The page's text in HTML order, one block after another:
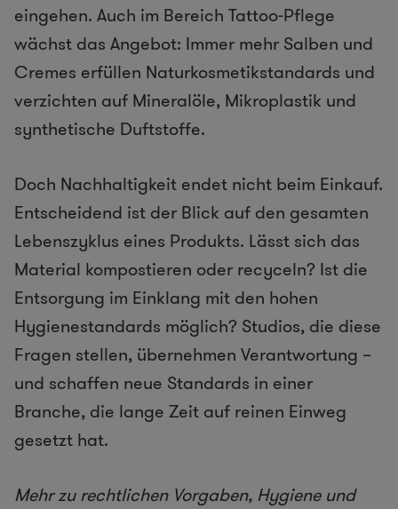
eingehen. Auch im Bereich Tattoo-Pflege
wächst das Angebot: Immer mehr Salben und
Cremes erfüllen Naturkosmetikstandards und
verzichten auf Mineralöle, Mikroplastik und
synthetische Duftstoffe.
Doch Nachhaltigkeit endet nicht beim Einkauf.
Entscheidend ist der Blick auf den gesamten
Lebenszyklus eines Produkts. Lässt sich das
Material kompostieren oder recyceln? Ist die
Entsorgung im Einklang mit den hohen
Hygienestandards möglich? Studios, die diese
Fragen stellen, übernehmen Verantwortung –
und schaffen neue Standards in einer
Branche, die lange Zeit auf reinen Einweg
gesetzt hat.
Mehr zu rechtlichen Vorgaben, Hygiene und